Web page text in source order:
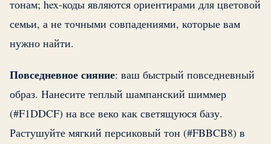
тонам; hex-коды являются ориентирами для цветовой
семьи, а не точными совпадениями, которые вам
нужно найти.
Повседневное сияние: ваш быстрый повседневный
образ. Нанесите теплый шампанский шиммер
(#F1DDCF) на все веко как светящуюся базу.
Растушуйте мягкий персиковый тон (#FBBCB8) в